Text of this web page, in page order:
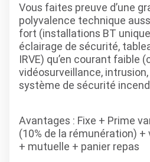
Vous faites preuve d’une
polyvalence technique
fort (installations BT
éclairage de sécurité,
IRVE) qu’en courant faible
vidéosurveillance,
système de sécurité
Avantages : Fixe + Prime
(10% de la rémunération)
+ mutuelle + panier repas